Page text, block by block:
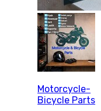
Motorcycle-
Bicycle Parts